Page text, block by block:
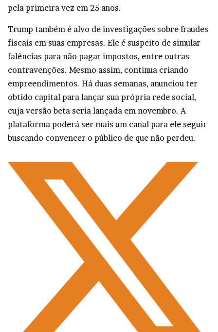
pela primeira vez em 25 anos.
Trump também é alvo de investigações sobre fraudes
fiscais em suas empresas. Ele é suspeito de simular
falências para não pagar impostos, entre outras
contravenções. Mesmo assim, continua criando
empreendimentos. Há duas semanas, anunciou ter
obtido capital para lançar sua própria rede social,
cuja versão beta seria lançada em novembro. A
plataforma poderá ser mais um canal para ele seguir
buscando convencer o público de que não perdeu.